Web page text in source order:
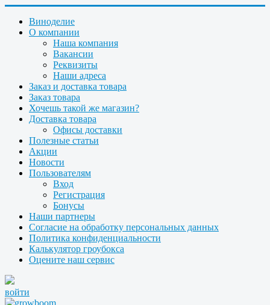
Виноделие
О компании
Наша компания
Вакансии
Реквизиты
Наши адреса
Заказ и доставка товара
Заказ товара
Хочешь такой же магазин?
Доставка товара
Офисы доставки
Полезные статьи
Акции
Новости
Пользователям
Вход
Регистрация
Бонусы
Наши партнеры
Согласие на обработку персональных данных
Политика конфиденциальности
Калькулятор гроубокса
Оцените наш сервис
войти